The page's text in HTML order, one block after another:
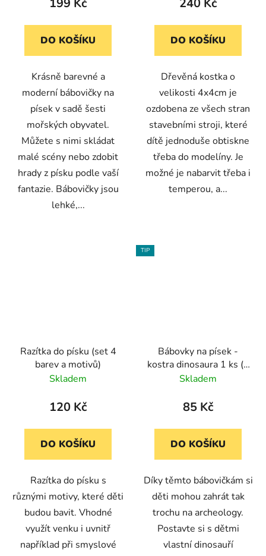
199 Kč
DO KOŠÍKU
Krásně barevné a
moderní bábovičky na
písek v sadě šesti
mořských obyvatel.
Můžete s nimi skládat
malé scény nebo zdobit
hrady z písku podle vaší
fantazie. Bábovičky jsou
lehké,...
240 Kč
DO KOŠÍKU
Dřevěná kostka o
velikosti 4x4cm je
ozdobena ze všech stran
stavebními stroji, které
dítě jednoduše obtiskne
třeba do modelíny. Je
možné je nabarvit třeba i
temperou, a...
Razítka do písku (set 4
barev a motivů)
Skladem
120 Kč
DO KOŠÍKU
Razítka do písku s
různými motivy, které děti
budou bavit. Vhodné
využít venku i uvnitř
například při smyslové
TIP
Bábovky na písek -
kostra dinosaura 1 ks (3
druhy)
Skladem
85 Kč
DO KOŠÍKU
Díky těmto bábovičkám si
děti mohou zahrát tak
trochu na archeology.
Postavte si s dětmi
vlastní dinosauří